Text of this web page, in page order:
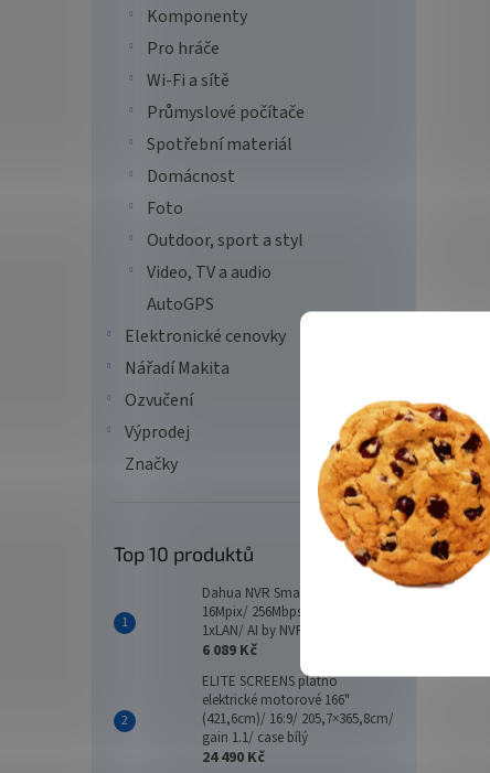
Komponenty
Pro hráče
Wi-Fi a sítě
Průmyslové počítače
Spotřební materiál
Domácnost
Foto
Outdoor, sport a styl
Video, TV a audio
AutoGPS
Elektronické cenovky
Nářadí Makita
Ozvučení
Výprodej
Značky
Top 10 produktů
Dahua NVR Smart 16xIP/
16Mpix/ 256Mbps/ 2xHDD/
1xLAN/ AI by NVR
6 089 Kč
ELITE SCREENS plátno
elektrické motorové 166"
(421,6cm)/ 16:9/ 205,7×365,8cm/
gain 1.1/ case bílý
24 490 Kč